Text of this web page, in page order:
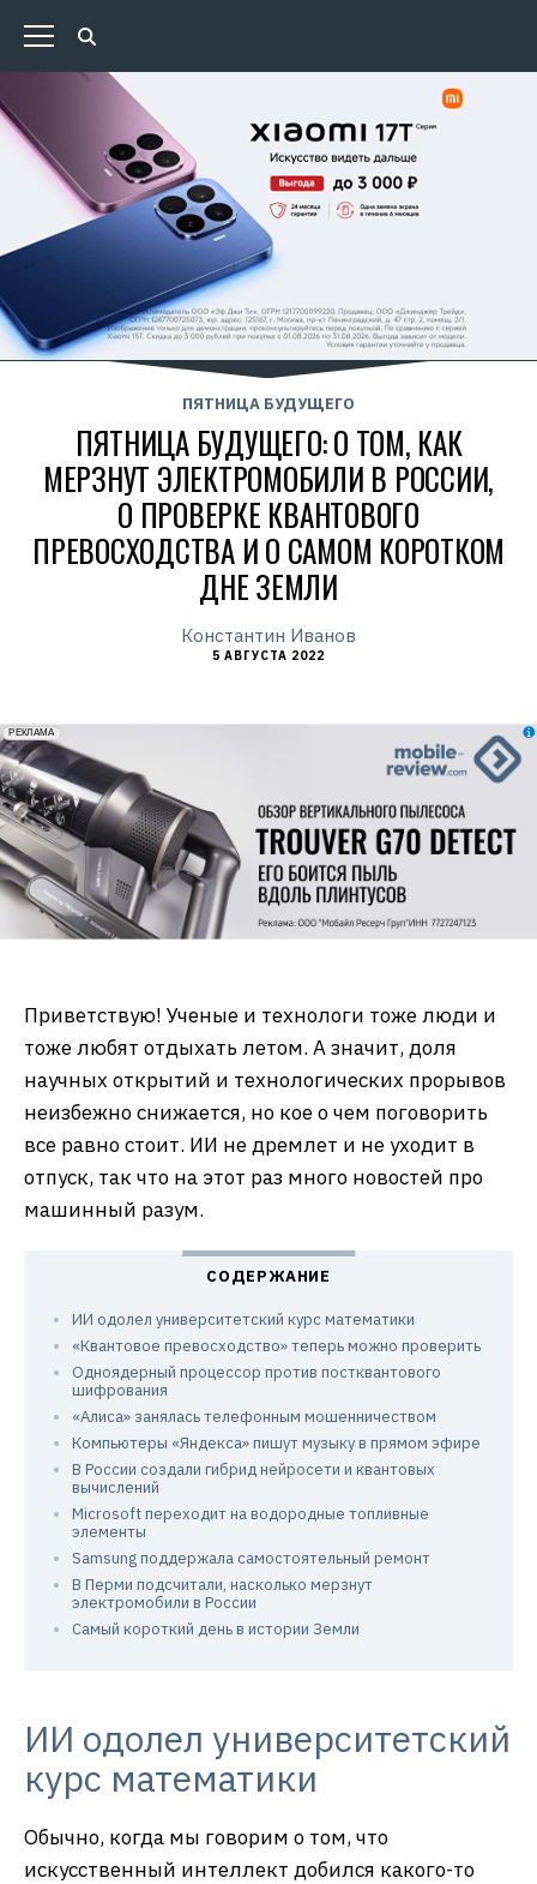
ПЯТНИЦА БУДУЩЕГО
ПЯТНИЦА БУДУЩЕГО: О ТОМ, КАК
МЕРЗНУТ ЭЛЕКТРОМОБИЛИ В РОССИИ,
О ПРОВЕРКЕ КВАНТОВОГО
ПРЕВОСХОДСТВА И О САМОМ КОРОТКОМ
ДНЕ ЗЕМЛИ
Константин Иванов
5 АВГУСТА 2022
erid: 2VfnxxmNzs5
РЕКЛАМА
Приветствую! Ученые и технологи тоже люди и
тоже любят отдыхать летом. А значит, доля
научных открытий и технологических прорывов
неизбежно снижается, но кое о чем поговорить
все равно стоит. ИИ не дремлет и не уходит в
отпуск, так что на этот раз много новостей про
машинный разум.
ИИ одолел университетский курс математики
«Квантовое превосходство» теперь можно проверить
Одноядерный процессор против постквантового
шифрования
«Алиса» занялась телефонным мошенничеством
Компьютеры «Яндекса» пишут музыку в прямом эфире
В России создали гибрид нейросети и квантовых
вычислений
Microsoft переходит на водородные топливные
элементы
Samsung поддержала самостоятельный ремонт
В Перми подсчитали, насколько мерзнут
электромобили в России
Самый короткий день в истории Земли
ИИ одолел университетский
курс математики
Обычно, когда мы говорим о том, что
искусственный интеллект добился какого-то